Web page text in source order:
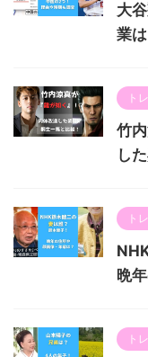
大
業
ト
竹
し
ト
晩
ト